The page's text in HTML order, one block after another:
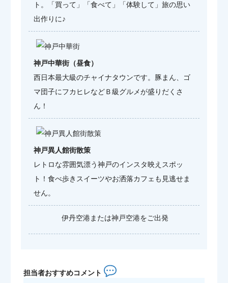
ト。「買って」「食べて」「体験して」旅の思い
出作りに♪
神戸中華街（昼食）
西日本最大級のチャイナタウンです。豚まん、ゴ
マ団子にフカヒレなどＢ級グルメが盛りだくさ
ん！
神戸異人館街散策
レトロな雰囲気漂う神戸のインスタ映えスポッ
ト！食べ歩きスイーツやお洒落カフェも見逃せま
せん。
伊丹空港または神戸空港をご出発
担当者おすすめコメント